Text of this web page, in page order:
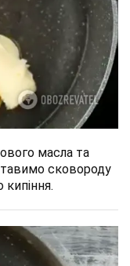
масла та
сковороду
кипіння.